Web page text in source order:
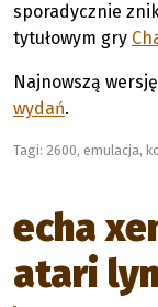
sporadycznie
tytułowym gry
Najnowszą
wydań.
Tagi: 2600, emulacja,
echa
atari